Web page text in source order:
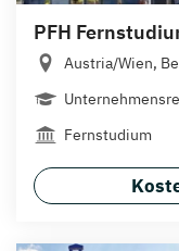
PFH
Austria/Wien,
Fernstudium